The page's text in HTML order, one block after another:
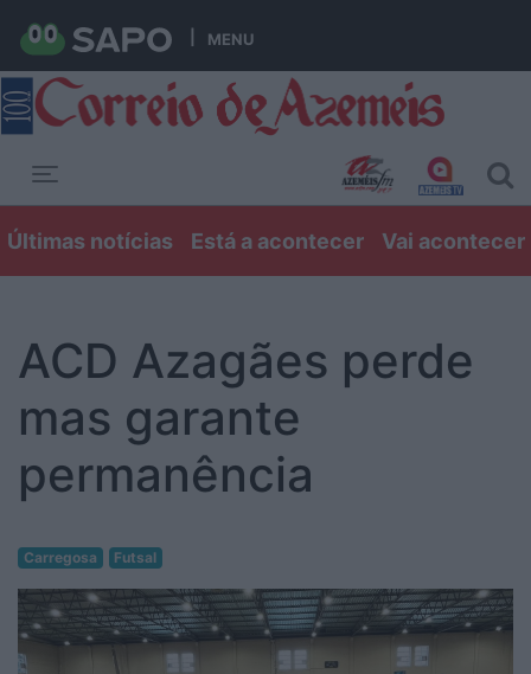
MENU
Últimas notícias Está a acontecer Vai acontecer
ACD Azagães perde
mas garante
permanência
Carregosa Futsal